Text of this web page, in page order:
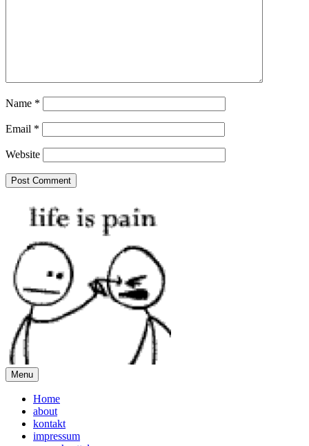
Name *
Email *
Website
Menu
Home
about
kontakt
impressum